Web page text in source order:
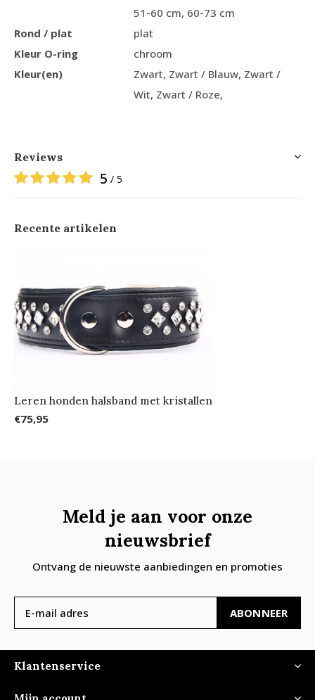
51-60 cm, 60-73 cm
Rond / plat
plat
Kleur O-ring
chroom
Kleur(en)
Zwart, Zwart / Blauw, Zwart /
Wit, Zwart / Roze,
Reviews
5 / 5
Recente artikelen
Leren honden halsband met kristallen
€75,95
Meld je aan voor onze
nieuwsbrief
Ontvang de nieuwste aanbiedingen en promoties
ABONNEER
Klantenservice